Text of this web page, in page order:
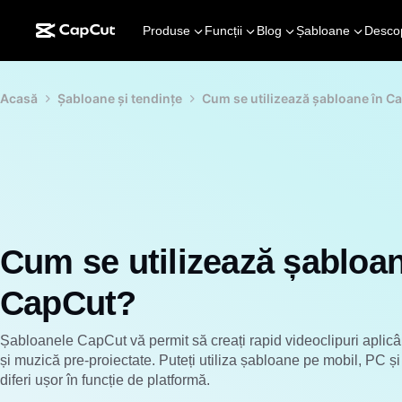
Produse Funcții Blog Șabloane
Acasă Șabloane și tendințe Cum se utilizează șabloane în
Cum se utilizează
CapCut?
Șabloanele CapCut vă permit să creați rapid videoclipuri
și muzică pre-proiectate. Puteți utiliza șabloane pe mobil, PC
diferi ușor în funcție de platformă.